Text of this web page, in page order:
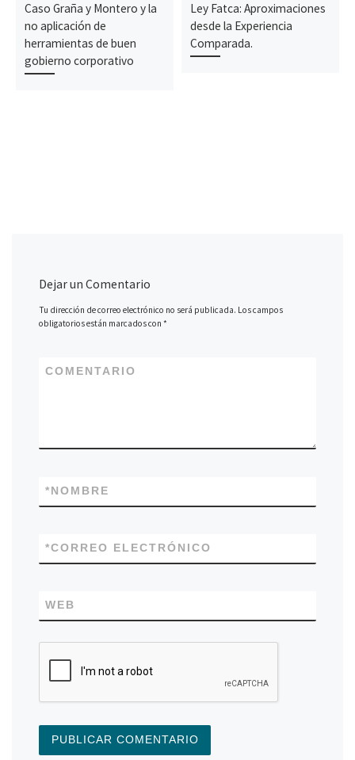
Caso Graña y Montero y la
no aplicación de
herramientas de buen
gobierno corporativo
Ley Fatca: Aproximaciones
desde la Experiencia
Comparada.
Dejar un Comentario
Tu dirección de correo electrónico no será publicada. Los campos
obligatorios están marcados con*
COMENTARIO
NOMBRE
*
CORREO ELECTRÓNICO
*
WEB